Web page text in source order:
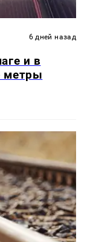
6 дней назад
и в
метры